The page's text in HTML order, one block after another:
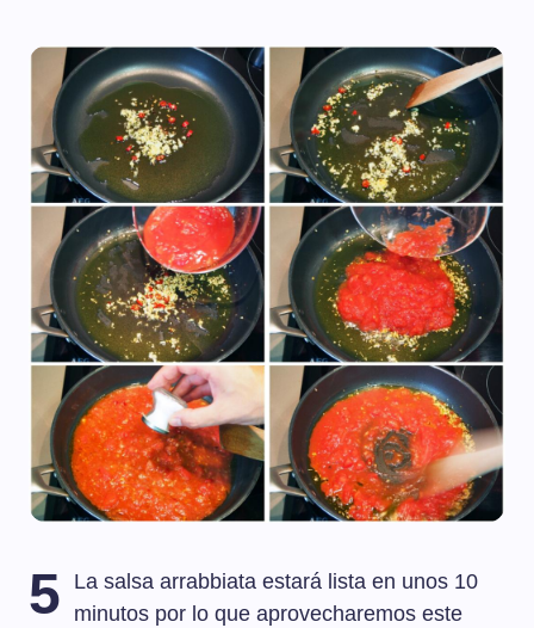
5
La salsa arrabbiata estará lista en unos 10
minutos por lo que aprovecharemos este